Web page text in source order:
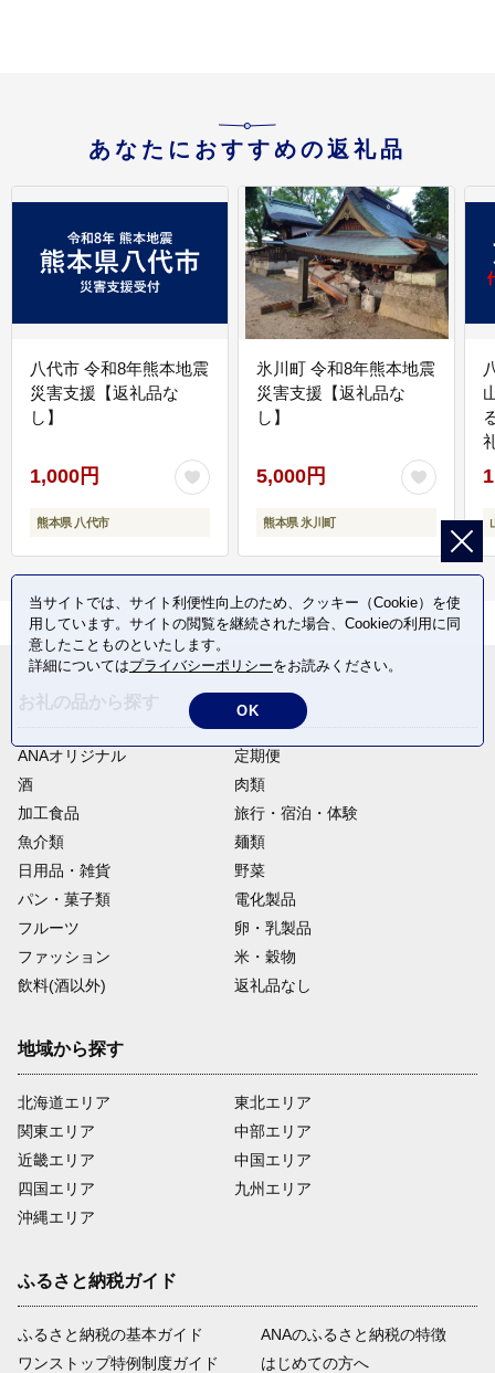
あなたにおすすめの返礼品
八代市 令和8年熊本地震
災害支援【返礼品な
し】
1,000円
熊本県 八代市
氷川町 令和8年熊本地震
災害支援【返礼品な
し】
5,000円
熊本県 氷川町
ANAオリジナル
定期便
酒
肉類
加工食品
旅行・宿泊・体験
魚介類
麺類
日用品・雑貨
野菜
パン・菓子類
電化製品
フルーツ
卵・乳製品
ファッション
米・穀物
飲料(酒以外)
返礼品なし
地域から探す
北海道エリア
関東エリア
近畿エリア
四国エリア
沖縄エリア
東北エリア
中部エリア
中国エリア
九州エリア
ふるさと納税ガイド
ふるさと納税の基本ガイド
ワンストップ特例制度ガイド
ANAのふるさと納税の特徴
はじめての方へ
当サイトでは、サイト利便性向上のため、クッキー（Cookie）を使
用しています。サイトの閲覧を継続された場合、Cookieの利用に同
意したことものといたします。
詳細についてはプライバシーポリシーをお読みください。
OK